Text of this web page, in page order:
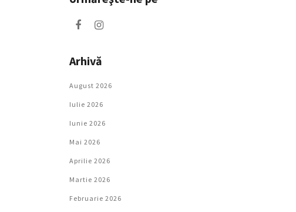
Arhivă
August 2026
Iulie 2026
Iunie 2026
Mai 2026
Aprilie 2026
Martie 2026
Februarie 2026